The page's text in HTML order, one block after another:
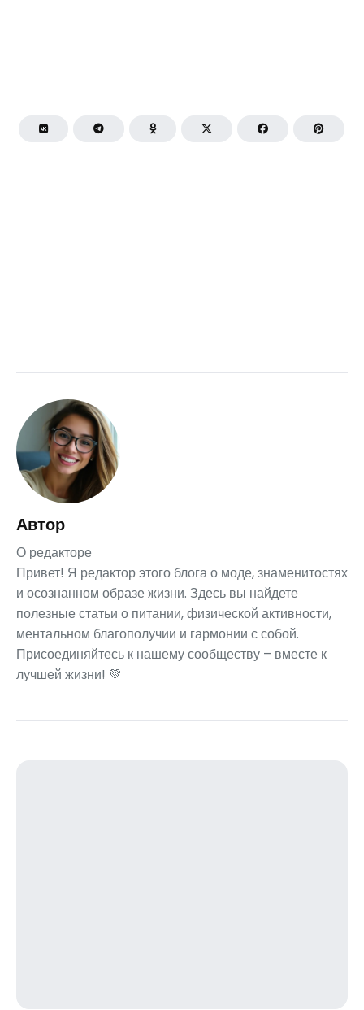
Автор
О редакторе
Привет! Я редактор этого блога о моде, знаменитостях
и осознанном образе жизни. Здесь вы найдете
полезные статьи о питании, физической активности,
ментальном благополучии и гармонии с собой.
Присоединяйтесь к нашему сообществу – вместе к
лучшей жизни! 💚